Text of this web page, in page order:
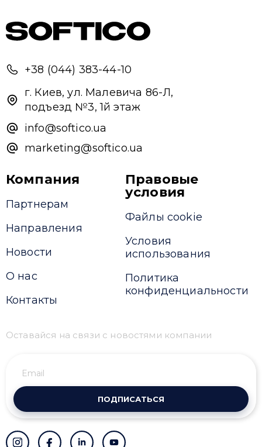
+38 (044) 383-44-10
г. Киев, ул. Малевича 86-Л,
подъезд №3, 1й этаж
info@softico.ua
marketing@softico.ua
Компания
Партнерам
Направления
Новости
О нас
Контакты
Правовые
условия
Файлы cookie
Условия
использования
Политика
конфиденциальности
Оставайся на связи с новостями компании
ПОДПИСАТЬСЯ